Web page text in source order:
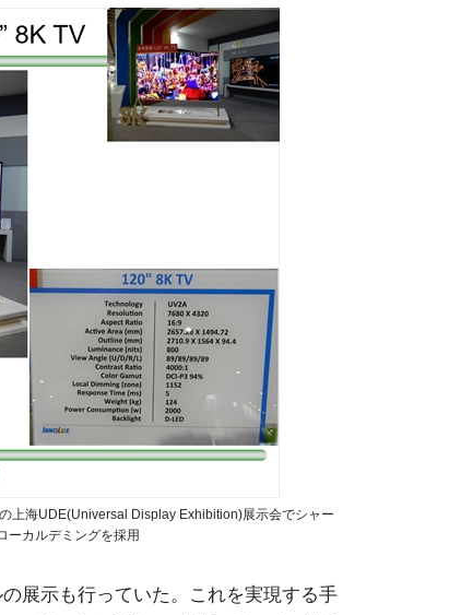
上海UDE(Universal Display Exhibition)展示会でシャー
ーカルデミングを採用
展示も行っていた。これを実現する手